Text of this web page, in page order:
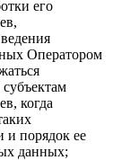
его
Оператором
когда
и порядок ее
данных;